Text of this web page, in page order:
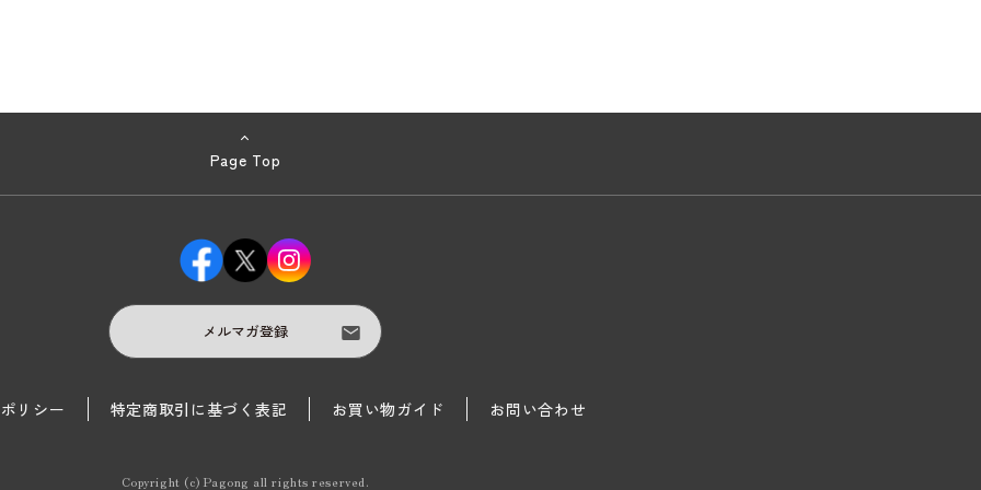
Page Top
メルマガ登録
リシー 特定商取引に基づく表記 お買い物ガイド お問い合わせ
Copyright (c) Pagong all rights reserved.